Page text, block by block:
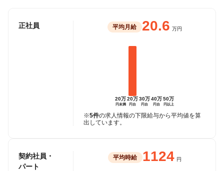
正社員 平均月給 20.6 万円
20万
円未満
20万
円台
30万
円台
40万
円台
50万
円以上
※5件の求人情報の下限給与から平均値を算
出しています。
契約社員・
パート
平均時給 1124 円